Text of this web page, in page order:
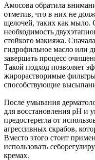
Амосова обратила
отметив, что в них не
щелочей, таких как мыло.
необходимость
стойкого макияжа.
гидрофильное масло или
завершать процесс
Такой подход позволяет
жирорастворимые
способствующие
После умывания
для восстановления pH и
предостерегла от
агрессивных скрабов,
Вместо этого стоит
использовать
кремах.